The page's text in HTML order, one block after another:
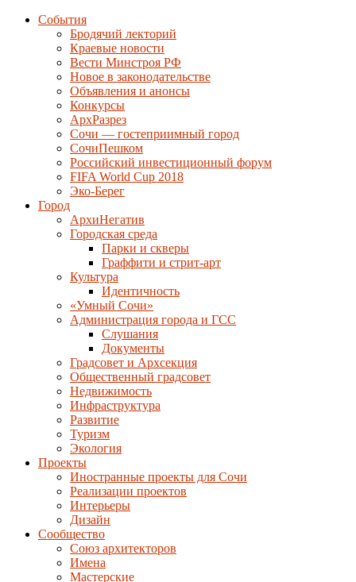
События
Бродячий лекторий
Краевые новости
Вести Минстроя РФ
Новое в законодательстве
Объявления и анонсы
Конкурсы
АрхРазрез
Сочи — гостеприимный город
СочиПешком
Российский инвестиционный форум
FIFA World Cup 2018
Эко-Берег
Город
АрхиНегатив
Городская среда
Парки и скверы
Граффити и стрит-арт
Культура
Идентичность
«Умный Сочи»
Администрация города и ГСС
Слушания
Документы
Градсовет и Архсекция
Общественный градсовет
Недвижимость
Инфраструктура
Развитие
Туризм
Экология
Проекты
Иностранные проекты для Сочи
Реализации проектов
Интерьеры
Дизайн
Сообщество
Союз архитекторов
Имена
Мастерские